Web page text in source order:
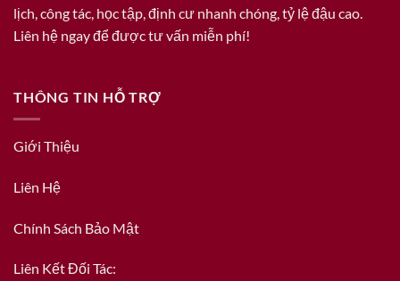
lịch, công tác, học tập, định cư nhanh chóng, tỷ lệ đậu cao.
Liên hệ ngay để được tư vấn miễn phí!
THÔNG TIN HỖ TRỢ
Giới Thiệu
Liên Hệ
Chính Sách Bảo Mật
Liên Kết Đối Tác: